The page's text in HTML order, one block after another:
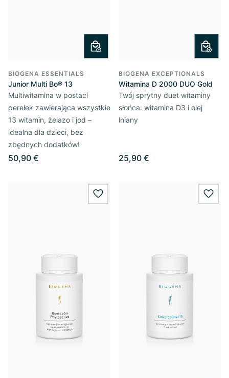
BIOGENA ESSENTIALS
Junior Multi Bo® 13
Multiwitamina w postaci
perełek zawierająca wszystkie
13 witamin, żelazo i jod –
idealna dla dzieci, bez
zbędnych dodatków!
50,90 €
BIOGENA EXCEPTIONALS
Witamina D 2000 DUO Gold
Twój sprytny duet witaminy
słońca: witamina D3 i olej
lniany
25,90 €
wishlist.add